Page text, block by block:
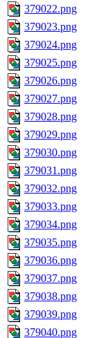
379022.png
379023.png
379024.png
379025.png
379026.png
379027.png
379028.png
379029.png
379030.png
379031.png
379032.png
379033.png
379034.png
379035.png
379036.png
379037.png
379038.png
379039.png
379040.png